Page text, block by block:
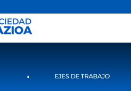
EJES DE TRABAJO